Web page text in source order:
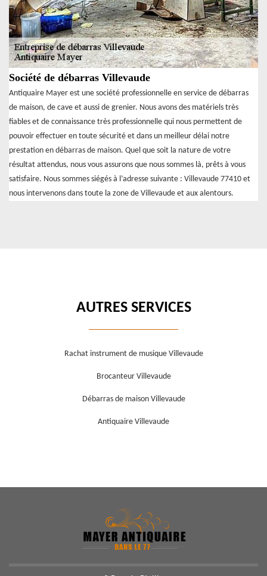
Société de débarras Villevaude
Antiquaire Mayer est une société professionnelle en service de débarras
de maison, de cave et aussi de grenier. Nous avons des matériels très
fiables et de connaissance très professionnelle qui nous permettent de
pouvoir effectuer en toute sécurité et dans un meilleur délai notre
prestation en débarras de maison. Quel que soit la nature de votre
résultat attendus, nous vous assurons que nous sommes là, prêts à vous
satisfaire. Nous sommes siégés à l’adresse suivante : Villevaude 77410 et
nous intervenons dans toute la zone de Villevaude et aux alentours.
AUTRES SERVICES
Rachat instrument de musique Villevaude
Brocanteur Villevaude
Débarras de maison Villevaude
Antiquaire Villevaude